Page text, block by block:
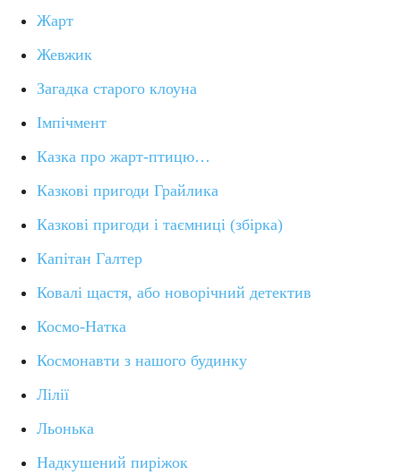
Жарт
Жевжик
Загадка старого клоуна
Імпічмент
Казка про жарт-птицю…
Казкові пригоди Грайлика
Казкові пригоди і таємниці (збірка)
Капітан Галтер
Ковалі щастя, або новорічний детектив
Космо-Натка
Космонавти з нашого будинку
Лілії
Льонька
Надкушений пиріжок